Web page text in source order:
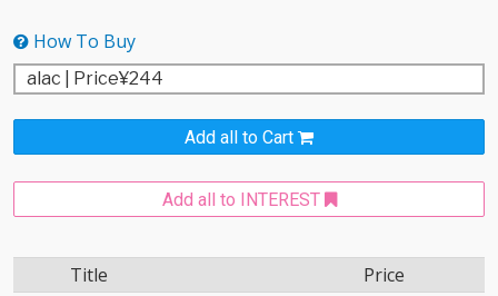
How To Buy
Add all to Cart
Add all to INTEREST
Title Price